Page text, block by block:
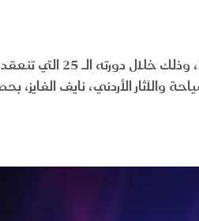
أعلن المجلس الوزاري العربي للسياحة عن اختيار الدوحة عاصمة
والآثار الأردني، نايف الفايز،